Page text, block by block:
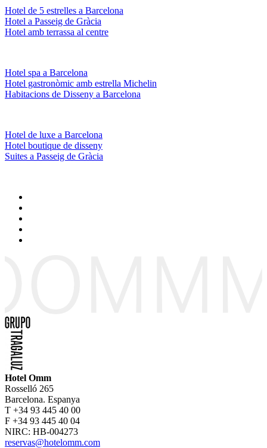
Hotel de 5 estrelles a Barcelona
Hotel a Passeig de Gràcia
Hotel amb terrassa al centre
Hotel spa a Barcelona
Hotel gastronòmic amb estrella Michelin
Habitacions de Disseny a Barcelona
Hotel de luxe a Barcelona
Hotel boutique de disseny
Suites a Passeig de Gràcia
Hotel Omm
Rosselló 265
Barcelona. Espanya
T +34 93 445 40 00
F +34 93 445 40 04
NIRC: HB-004273
reservas@hotelomm.com